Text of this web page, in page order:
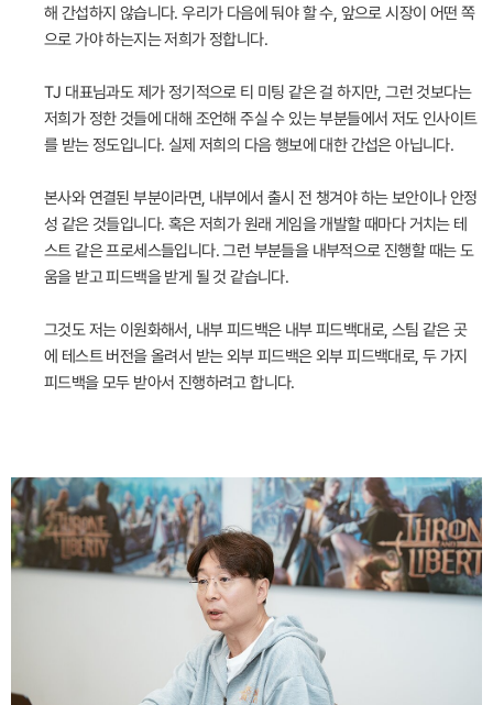
해 간섭하지 않습니다. 우리가 다음에 둬야 할 수, 앞으로 시장이 어떤 쪽
으로 가야 하는지는 저희가 정합니다.
TJ 대표님과도 제가 정기적으로 티 미팅 같은 걸 하지만, 그런 것보다는
저희가 정한 것들에 대해 조언해 주실 수 있는 부분들에서 저도 인사이트
를 받는 정도입니다. 실제 저희의 다음 행보에 대한 간섭은 아닙니다.
본사와 연결된 부분이라면, 내부에서 출시 전 챙겨야 하는 보안이나 안정
성 같은 것들입니다. 혹은 저희가 원래 게임을 개발할 때마다 거치는 테
스트 같은 프로세스들입니다. 그런 부분들을 내부적으로 진행할 때는 도
움을 받고 피드백을 받게 될 것 같습니다.
그것도 저는 이원화해서, 내부 피드백은 내부 피드백대로, 스팀 같은 곳
에 테스트 버전을 올려서 받는 외부 피드백은 외부 피드백대로, 두 가지
피드백을 모두 받아서 진행하려고 합니다.